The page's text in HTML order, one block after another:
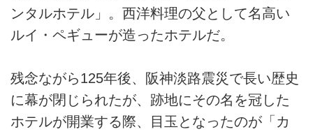
ンタルホテル」。西洋料理の父として名高い
ルイ・ペギューが造ったホテルだ。
残念ながら125年後、阪神淡路震災で長い歴史
に幕が閉じられたが、跡地にその名を冠した
ホテルが開業する際、目玉となったのが「カ